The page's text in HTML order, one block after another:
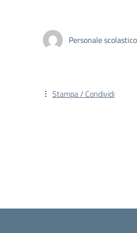
Personale scolastico
Stampa / Condividi